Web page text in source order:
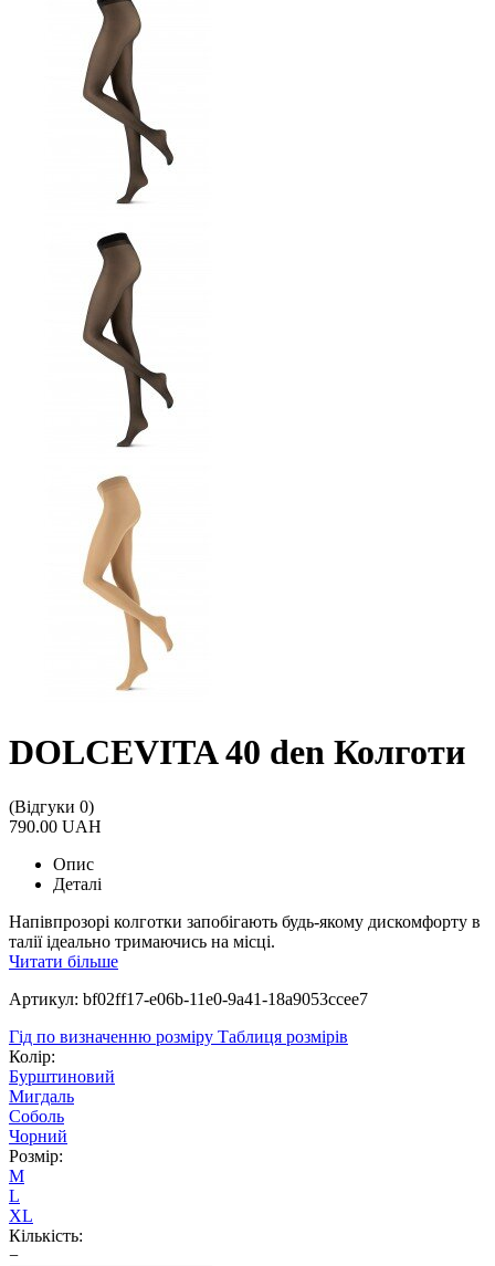
DOLCEVITA 40 den Колготи
(Відгуки 0)
790.00 UAH
Опис
Деталі
Напівпрозорі колготки запобігають будь-якому дискомфорту в
талії ідеально тримаючись на місці.
Читати більше
Артикул: bf02ff17-e06b-11e0-9a41-18a9053ccee7
Гід по визначенню розміру Таблиця розмірів
Колір:
Бурштиновий
Мигдаль
Соболь
Чорний
Розмір:
M
L
XL
Кількість:
−